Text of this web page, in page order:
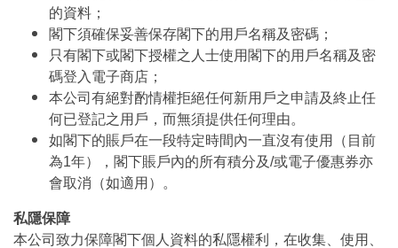
的資料；
閣下須確保妥善保存閣下的用戶名稱及密碼；
只有閣下或閣下授權之人士使用閣下的用戶名稱及密
碼登入電子商店；
本公司有絕對酌情權拒絕任何新用戶之申請及終止任
何已登記之用戶，而無須提供任何理由。
如閣下的賬戶在一段特定時間內一直沒有使用（目前
為1年），閣下賬戶內的所有積分及/或電子優惠券亦
會取消（如適用）。
私隱保障
本公司致力保障閣下個人資料的私隱權利，在收集、使用、